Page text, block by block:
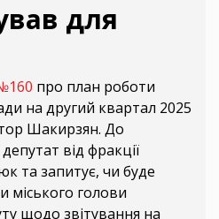
для
про план роботи
на другий квартал 2025
Шакирзян. До
від фракції
та запитує, чи буде
міського голови
щодо звітування на